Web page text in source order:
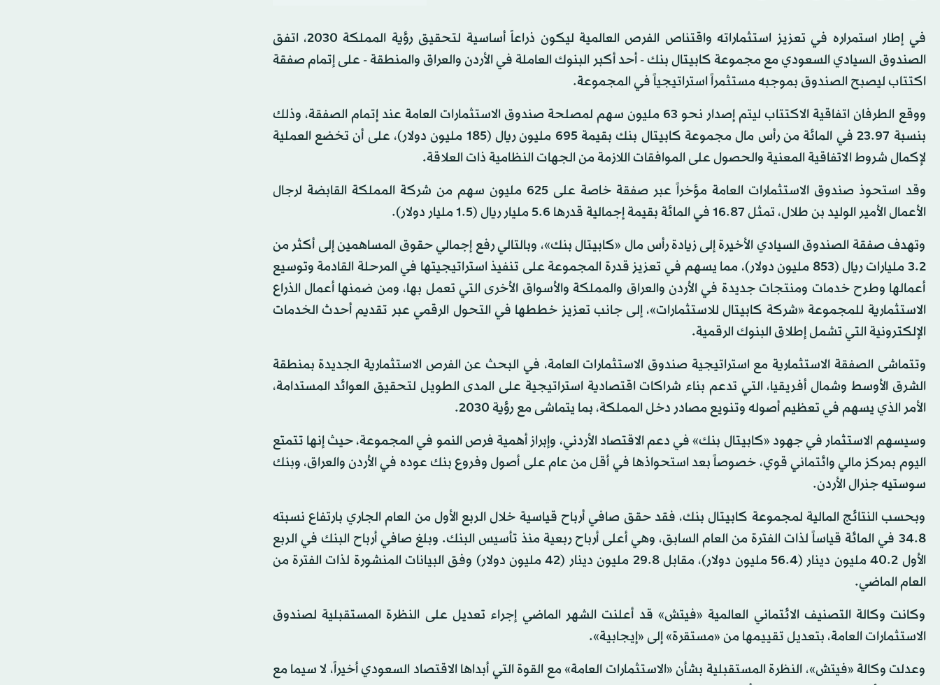
في إطار استمراره في تعزيز استثماراته واقتناص الفرص العالمية ليكون ذراعاً أساسية لتحقيق رؤية المملكة 2030، اتفق
الصندوق السيادي السعودي مع مجموعة كابيتال بنك - أحد أكبر البنوك العاملة في الأردن والعراق والمنطقة - على إتمام صفقة
اكتتاب ليصبح الصندوق بموجبه مستثمراً استراتيجياً في المجموعة.
ووقع الطرفان اتفاقية الاكتتاب ليتم إصدار نحو 63 مليون سهم لمصلحة صندوق الاستثمارات العامة عند إتمام الصفقة، وذلك
بنسبة 23.97 في المائة من رأس مال مجموعة كابيتال بنك بقيمة 695 مليون ريال (185 مليون دولار)، على أن تخضع العملية
لإكمال شروط الاتفاقية المعنية والحصول على الموافقات اللازمة من الجهات النظامية ذات العلاقة.
وقد استحوذ صندوق الاستثمارات العامة مؤخراً عبر صفقة خاصة على 625 مليون سهم من شركة المملكة القابضة لرجال
الأعمال الأمير الوليد بن طلال، تمثل 16.87 في المائة بقيمة إجمالية قدرها 5.6 مليار ريال (1.5 مليار دولار).
وتهدف صفقة الصندوق السيادي الأخيرة إلى زيادة رأس مال «كابيتال بنك»، وبالتالي رفع إجمالي حقوق المساهمين إلى أكثر من
3.2 مليارات ريال (853 مليون دولار)، مما يسهم في تعزيز قدرة المجموعة على تنفيذ استراتيجيتها في المرحلة القادمة وتوسيع
أعمالها وطرح خدمات ومنتجات جديدة في الأردن والعراق والمملكة والأسواق الأخرى التي تعمل بها، ومن ضمنها أعمال الذراع
الاستثمارية للمجموعة «شركة كابيتال للاستثمارات»، إلى جانب تعزيز خططها في التحول الرقمي عبر تقديم أحدث الخدمات
الإلكترونية التي تشمل إطلاق البنوك الرقمية.
وتتماشى الصفقة الاستثمارية مع استراتيجية صندوق الاستثمارات العامة، في البحث عن الفرص الاستثمارية الجديدة بمنطقة
الشرق الأوسط وشمال أفريقيا، التي تدعم بناء شراكات اقتصادية استراتيجية على المدى الطويل لتحقيق العوائد المستدامة،
الأمر الذي يسهم في تعظيم أصوله وتنويع مصادر دخل المملكة، بما يتماشى مع رؤية 2030.
وسيسهم الاستثمار في جهود «كابيتال بنك» في دعم الاقتصاد الأردني، وإبراز أهمية فرص النمو في المجموعة، حيث إنها تتمتع
اليوم بمركز مالي وائتماني قوي، خصوصاً بعد استحواذها في أقل من عام على أصول وفروع بنك عوده في الأردن والعراق، وبنك
سوستيه جنرال الأردن.
وبحسب النتائج المالية لمجموعة كابيتال بنك، فقد حقق صافي أرباح قياسية خلال الربع الأول من العام الجاري بارتفاع نسبته
34.8 في المائة قياساً لذات الفترة من العام السابق، وهي أعلى أرباح ربعية منذ تأسيس البنك. وبلغ صافي أرباح البنك في الربع
الأول 40.2 مليون دينار (56.4 مليون دولار)، مقابل 29.8 مليون دينار (42 مليون دولار) وفق البيانات المنشورة لذات الفترة من
العام الماضي.
وكانت وكالة التصنيف الائتماني العالمية «فيتش» قد أعلنت الشهر الماضي إجراء تعديل على النظرة المستقبلية لصندوق
الاستثمارات العامة، بتعديل تقييمها من «مستقرة» إلى «إيجابية».
وعدلت وكالة «فيتش»، النظرة المستقبلية بشأن «الاستثمارات العامة» مع القوة التي أبداها الاقتصاد السعودي أخيراً، لا سيما مع